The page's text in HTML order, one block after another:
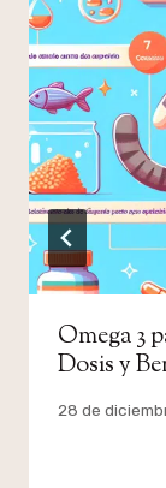
Omega 3
Dosis y
Por
28 de